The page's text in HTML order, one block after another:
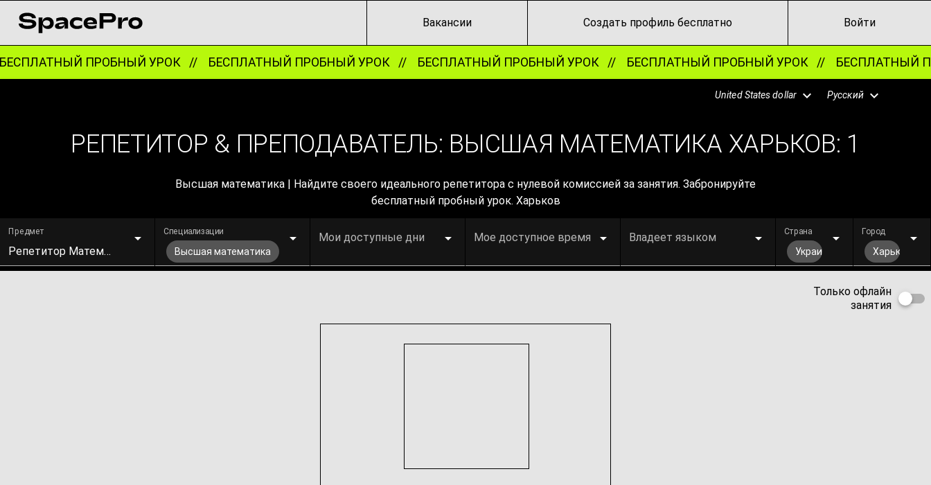
Вакансии Создать профиль бесплатно Войти
ПРОБНЫЙ УРОК //БЕСПЛАТНЫЙ ПРОБНЫЙ УРОК //БЕСПЛАТНЫЙ ПРОБНЫЙ УРОК //БЕСПЛАТНЫЙ ПРОБНЫЙ УРОК //БЕСПЛАТНЫЙ
United States dollar Русский
РЕПЕТИТОР & ПРЕПОДАВАТЕЛЬ: ВЫСШАЯ МАТЕМАТИКА ХАРЬКОВ: 1
Высшая математика | Найдите своего идеального репетитора с нулевой комиссией за занятия. Забронируйте
бесплатный пробный урок. Харьков
Предмет
Репетитор Математики
Специализации
Высшая математика
Мои доступные дни Мое доступное время Владеет языком Страна
Украина
Город
Харьков
Только офлайн
занятия